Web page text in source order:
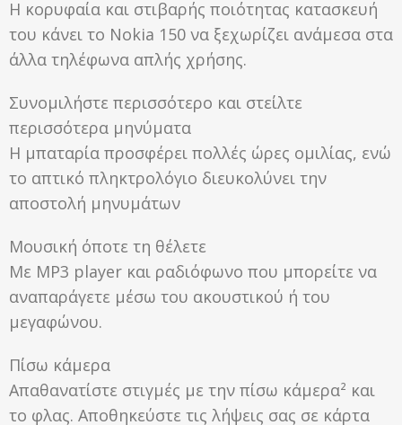
Η κορυφαία και στιβαρής ποιότητας κατασκευή
του κάνει το Nokia 150 να ξεχωρίζει ανάμεσα στα
άλλα τηλέφωνα απλής χρήσης.
Συνομιλήστε περισσότερο και στείλτε
περισσότερα μηνύματα
Η μπαταρία προσφέρει πολλές ώρες ομιλίας, ενώ
το απτικό πληκτρολόγιο διευκολύνει την
αποστολή μηνυμάτων
Μουσική όποτε τη θέλετε
Με MP3 player και ραδιόφωνο που μπορείτε να
αναπαράγετε μέσω του ακουστικού ή του
μεγαφώνου.
Πίσω κάμερα
Απαθανατίστε στιγμές με την πίσω κάμερα² και
το φλας. Αποθηκεύστε τις λήψεις σας σε κάρτα